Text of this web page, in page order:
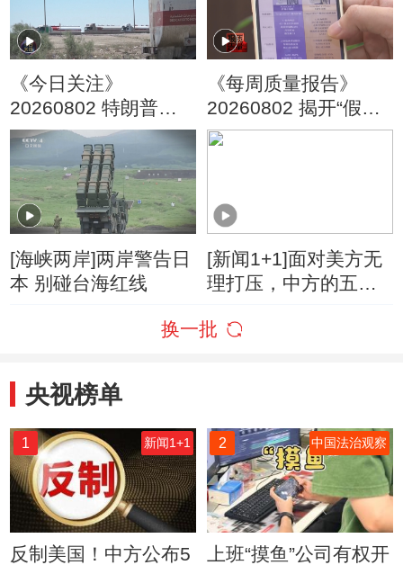
《今日关注》
20260802 特朗普叫
停“最大规模”打击 伊
朗称摧毁美军F-35战
机
《每周质量报告》
20260802 揭开“假洋
牌”的真面目
[海峡两岸]两岸警告日
本 别碰台海红线
[新闻1+1]面对美方无
理打压，中方的五项
换一批
央视榜单
1 新闻1+1
反制美国！中方公布5
2 中国法治观察
上班“摸鱼”公司有权开